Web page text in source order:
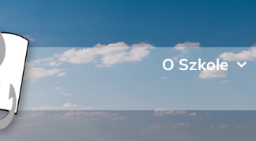
O Szkole